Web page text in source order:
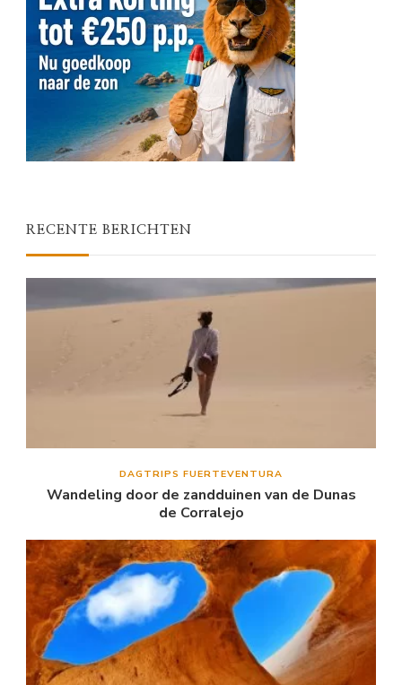
RECENTE BERICHTEN
DAGTRIPS FUERTEVENTURA
Wandeling door de zandduinen van de Dunas
de Corralejo